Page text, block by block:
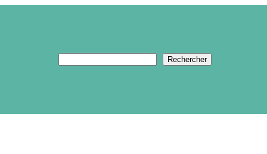
Rechercher Rechercher